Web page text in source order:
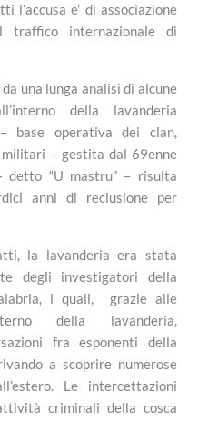
e’ di associazione
traffico internazionale di
una lunga analisi di alcune
della lavanderia
base operativa dei clan,
– gestita dal 69enne
detto “U mastru” – risulta
anni di reclusione per
la lavanderia era stata
degli investigatori della
i quali, grazie alle
della lavanderia,
fra esponenti della
a scoprire numerose
Le intercettazioni
criminali della cosca